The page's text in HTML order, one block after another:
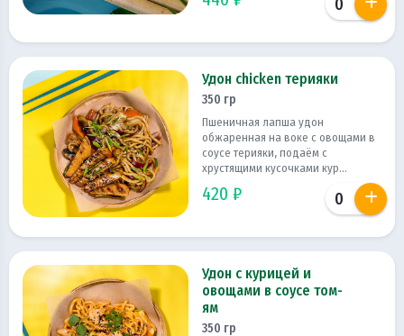
Удон chicken терияки
350 гр
Пшеничная лапша удон
обжаренная на воке с овощами в
соусе терияки, подаём с
хрустящими кусочками кур...
420 ₽
Удон с курицей и
овощами в соусе том-
ям
350 гр